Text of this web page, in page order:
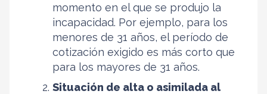
momento en el que se produjo la
incapacidad. Por ejemplo, para los
menores de 31 años, el período de
cotización exigido es más corto que
para los mayores de 31 años.
Situación de alta o asimilada al